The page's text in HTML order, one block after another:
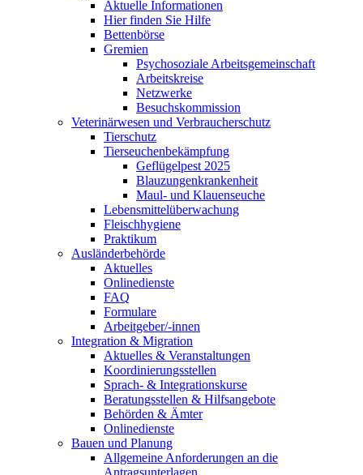
Aktuelle Informationen
Hier finden Sie Hilfe
Bettenbörse
Gremien
Psychosoziale Arbeits­gemeinschaft
Arbeitskreise
Netzwerke
Besuchskommission
Veterinärwesen und Verbraucherschutz
Tierschutz
Tierseuchenbekämpfung
Geflügelpest 2025
Blauzungenkrankenheit
Maul- und Klauenseuche
Lebensmittelüberwachung
Fleischhygiene
Praktikum
Ausländerbehörde
Aktuelles
Onlinedienste
FAQ
Formulare
Arbeitgeber/-innen
Integration & Migration
Aktuelles & Veranstaltungen
Koordinierungsstellen
Sprach- & Integrationskurse
Beratungsstellen & Hilfsangebote
Behörden & Ämter
Onlinedienste
Bauen und Planung
Allgemeine Anforderungen an die
Antragsunterlagen